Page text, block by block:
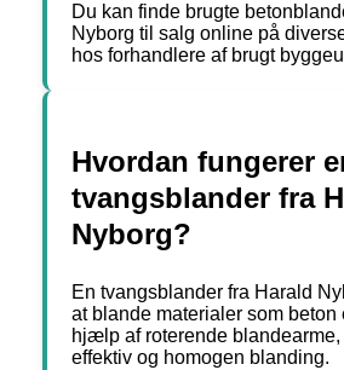
Du kan finde brugte
Nyborg til salg online på
hos forhandlere af brugt
Hvordan fungerer
tvangsblander fra
Nyborg?
En tvangsblander fra Harald
at blande materialer som beton
hjælp af roterende blandearme,
effektiv og homogen blanding.